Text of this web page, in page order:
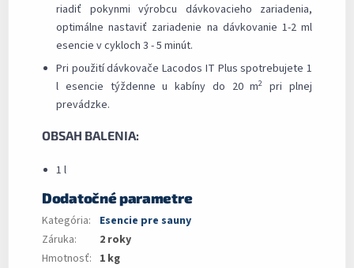
riadiť pokynmi výrobcu dávkovacieho zariadenia,
optimálne nastaviť zariadenie na dávkovanie 1-2 ml
esencie v cykloch 3 - 5 minút.
Pri použití dávkovače Lacodos IT Plus spotrebujete 1
l esencie týždenne u kabíny do 20 m2 pri plnej
prevádzke.
OBSAH BALENIA:
1 l
Dodatočné parametre
Kategória:
Esencie pre sauny
Záruka:
2 roky
Hmotnosť: 1 kg